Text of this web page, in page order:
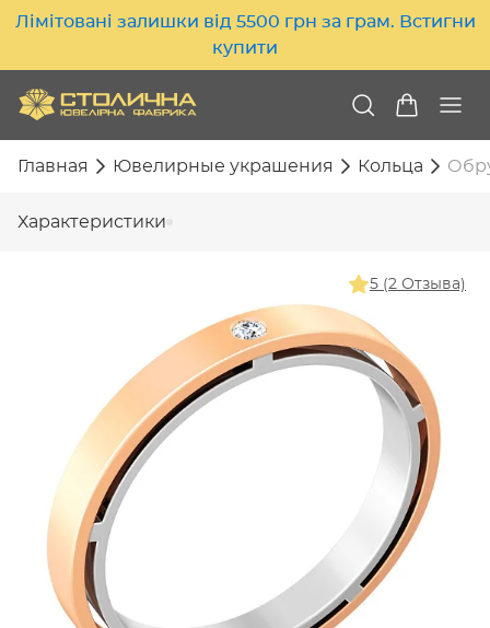
Лімітовані залишки від 5500 грн за грам. Встигни
купити
Главная Ювелирные украшения Кольца
Характеристики
5 (2 Отзыва)